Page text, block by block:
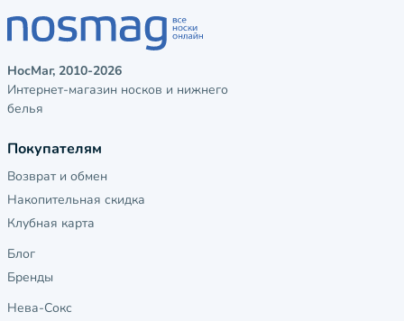
НосМаг, 2010-2026
Интернет-магазин носков и нижнего
белья
Покупателям
Возврат и обмен
Накопительная скидка
Клубная карта
Блог
Бренды
Нева-Сокс